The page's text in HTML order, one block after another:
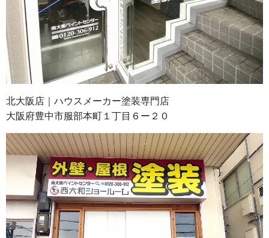
北大阪店｜ハウスメーカー塗装専門店
大阪府豊中市服部本町１丁目６ー２０